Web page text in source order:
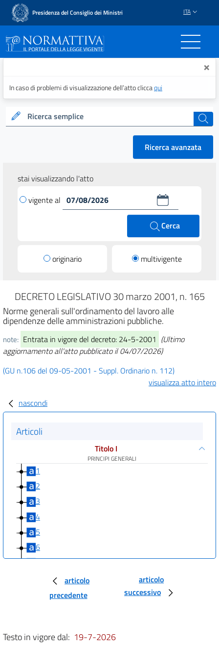
Presidenza del Consiglio dei Ministri ITA
Normattiva - Il portale ×
In caso di problemi di visualizzazione dell’atto cliccaqui
Ricerca semplice cerca
Ricerca avanzata
stai visualizzando l'atto
vigente al
Cerca
originario multivigente
DECRETO LEGISLATIVO 30 marzo 2001, n. 165
Norme generali sull'ordinamento del lavoro alle
dipendenze delle amministrazioni pubbliche.
note: Entrata in vigore del decreto: 24-5-2001 (Ultimo
aggiornamento all'atto pubblicato il 04/07/2026)
(GU n.106 del 09-05-2001 - Suppl. Ordinario n. 112)
visualizza atto intero
nascondi
Articoli
Titolo I
PRINCIPI GENERALI
1
2
3
4
5
6
6 bis
9
articolo
precedente
articolo
successivo
Testo in vigore dal: 19-7-2026